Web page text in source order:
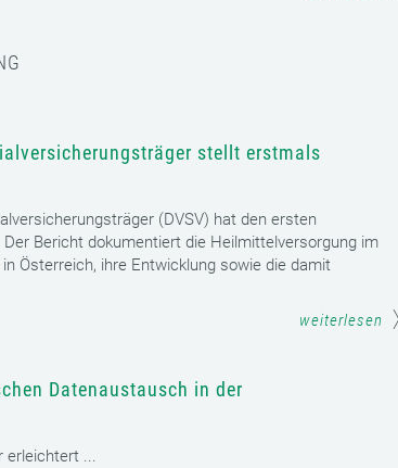
stellt erstmals
(DVSV) hat den ersten
Bericht dokumentiert die Heilmittelversorgung im
Österreich, ihre Entwicklung sowie die damit
weiterlesen
Datenaustausch in der
erleichtert ...